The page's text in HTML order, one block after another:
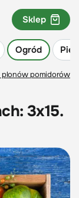
Ogród
Sklep
pomidorów
3x15.